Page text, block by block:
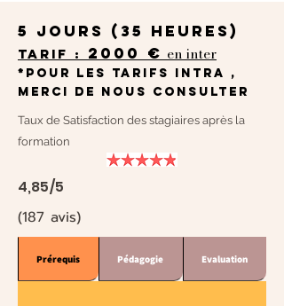
5 jours (35 heures)
Tarif : 2000 € en inter
*pour les tarifs INTRA ,
merci de nous consulter
Taux de Satisfaction des stagiaires après la
formation
4,85/5
(187 avis)
Prérequis Pédagogie Evaluation